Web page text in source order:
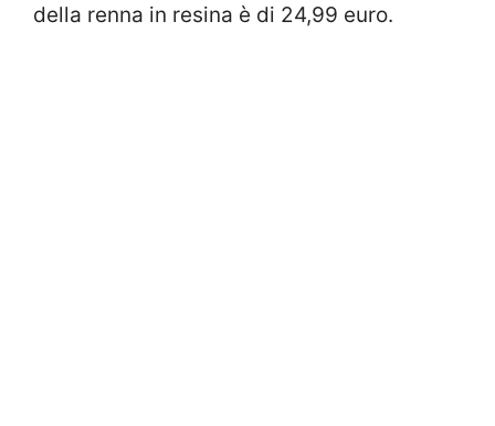
della renna in resina è di 24,99 euro.